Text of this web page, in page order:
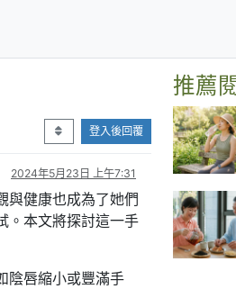
登入後回覆
2024年5月23日 上午7:31
與健康也成為了她們
。本文將探討這一手
陰唇縮小或豐滿手
推薦